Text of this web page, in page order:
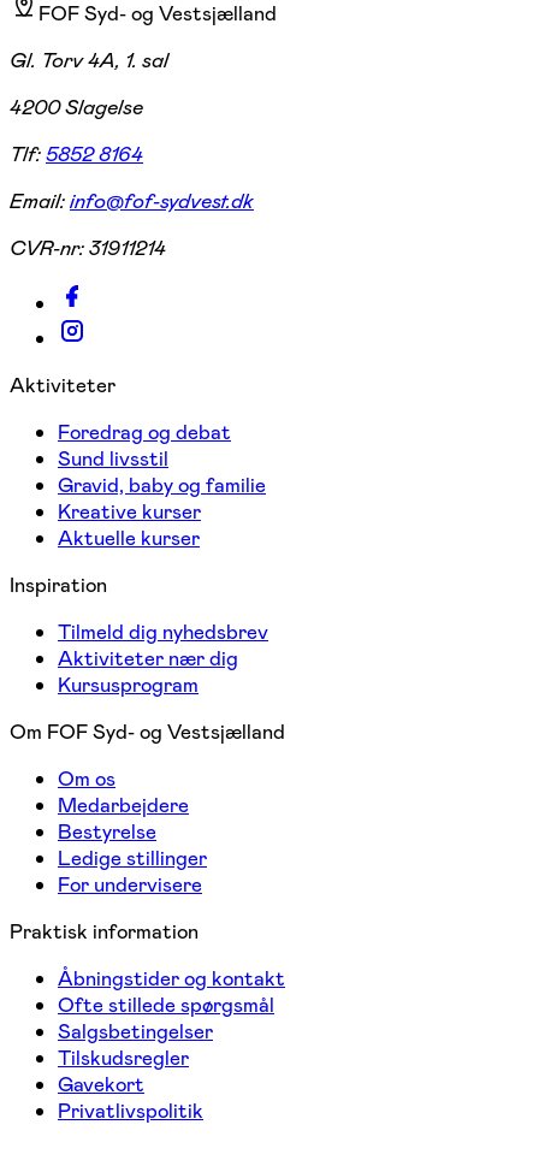
FOF Syd- og Vestsjælland
Gl. Torv 4A, 1. sal
4200 Slagelse
Tlf:5852 8164
Email:info@fof-sydvest.dk
CVR-nr:31911214
Aktiviteter
Foredrag og debat
Sund livsstil
Gravid, baby og familie
Kreative kurser
Aktuelle kurser
Inspiration
Tilmeld dig nyhedsbrev
Aktiviteter nær dig
Kursusprogram
Om FOF Syd- og Vestsjælland
Om os
Medarbejdere
Bestyrelse
Ledige stillinger
For undervisere
Praktisk information
Åbningstider og kontakt
Ofte stillede spørgsmål
Salgsbetingelser
Tilskudsregler
Gavekort
Privatlivspolitik